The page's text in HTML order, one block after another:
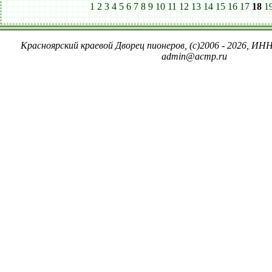
1 2 3 4 5 6 7 8 9 10 11 12 13 14 15 16 17 18
Красноярский краевой Дворец пионеров, (c)2006 - 2026,
admin@acmp.ru